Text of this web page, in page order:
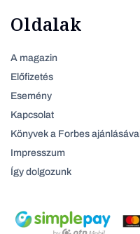
Oldalak
A magazin
Előfizetés
Esemény
Kapcsolat
Könyvek a Forbes ajánlásával
Impresszum
Így dolgozunk